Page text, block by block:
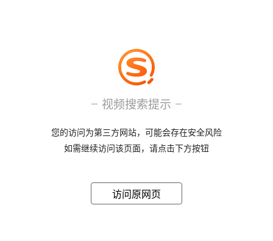
视频搜索提示
您的访问为第三方网站，可能会存在安全风险
如需继续访问该页面，请点击下方按钮
访问原网页